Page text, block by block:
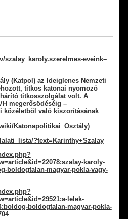
eveink–
(Katpol) az Ideiglenes Nemzeti
titkos katonai nyomozó
titkosszolgálatvolt. A
megerősödéséig –
való kiszorításának
Katonapolitikai_Osztály)
?text=Karinthy+Szalay
karoly-
boldogtalan-magyar-pokla-vagy-
lelek-
boldogtalan-magyar-pokla-